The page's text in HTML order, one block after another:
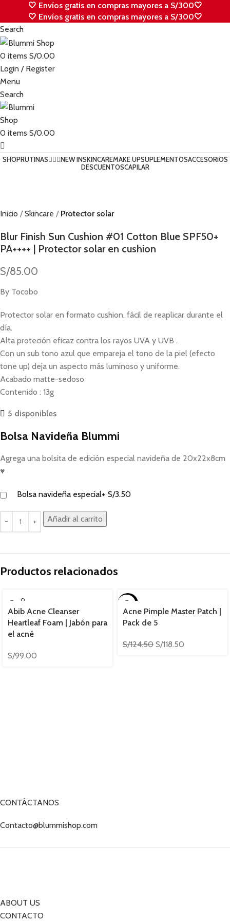
🤍 Envíos gratis en compras mayores a S/300🤍
🤍 Envíos gratis en compras mayores a S/300🤍
Search
0 items S/0.00
Login / Register
Menu
Search
0 items S/0.00
SHOPRUTINAS💆🏻‍♀️NEW INSKINCAREMAKE UPSUPLEMENTOSACCESORIOS
DESCUENTOSCAPILAR
Inicio Skincare Protector solar
Blur Finish Sun Cushion #01 Cotton Blue SPF50+
PA++++ | Protector solar en cushion
S/85.00
By Tocobo
Protector solar en formato cushion, fácil de reaplicar durante el
día.
Alta proteción eficaz contra los rayos UVA y UVB .
Con un sub tono azul que empareja el tono de la piel (efecto
tone up) deja un aspecto más luminoso y uniforme.
Acabado matte-sedoso
Contenido : 13g
5 disponibles
Bolsa Navideña Blummi
Agrega una bolsita de edición especial navideña de 20x22x8cm
♥
Bolsa navideña especial+ S/3.50
Añadir al carrito
Productos relacionados
SOLD O
Abib Acne Cleanser
Heartleaf Foam | Jabón para
el acné
S/99.00
-5%
Acne Pimple Master Patch |
Pack de 5
S/124.50 S/118.50
CONTÁCTANOS
Contacto@blummishop.com
ABOUT US
CONTACTO